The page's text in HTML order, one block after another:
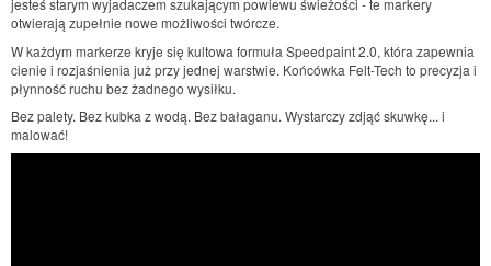
jesteś starym wyjadaczem szukającym powiewu świeżości - te markery
otwierają zupełnie nowe możliwości twórcze.
W każdym markerze kryje się kultowa formuła Speedpaint 2.0, która zapewnia
cienie i rozjaśnienia już przy jednej warstwie. Końcówka Felt-Tech to precyzja i
płynność ruchu bez żadnego wysiłku.
Bez palety. Bez kubka z wodą. Bez bałaganu. Wystarczy zdjąć skuwkę... i
malować!